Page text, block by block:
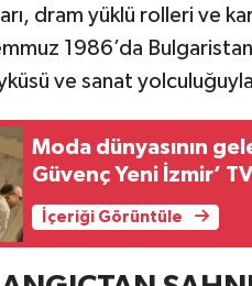
dram yüklü rolleri ve
1986’da
ve sanat
Moda dünyasının
Güvenç Yeni İzmir’
İçeriği Görüntüle